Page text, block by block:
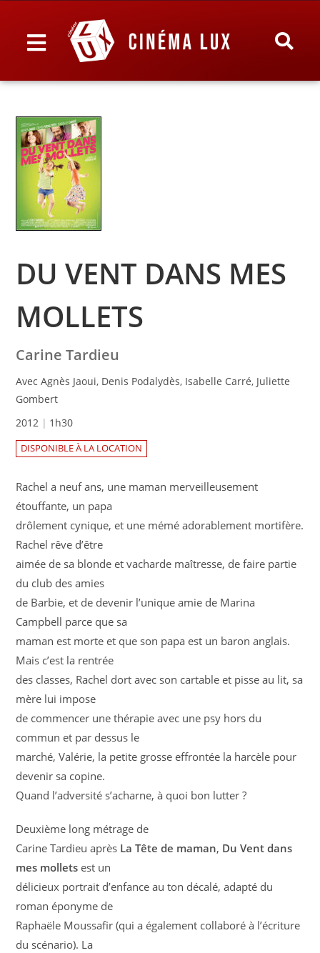
DU VENT DANS MES
MOLLETS
Carine Tardieu
Avec Agnès Jaoui, Denis Podalydès, Isabelle Carré, Juliette
Gombert
2012
1h30
DISPONIBLE À LA LOCATION
Rachel a neuf ans, une maman merveilleusement
étouffante, un papa
drôlement cynique, et une mémé adorablement mortifère.
Rachel rêve d’être
aimée de sa blonde et vacharde maîtresse, de faire partie
du club des amies
de Barbie, et de devenir l’unique amie de Marina
Campbell parce que sa
maman est morte et que son papa est un baron anglais.
Mais c’est la rentrée
des classes, Rachel dort avec son cartable et pisse au lit, sa
mère lui impose
de commencer une thérapie avec une psy hors du
commun et par dessus le
marché, Valérie, la petite grosse effrontée la harcèle pour
devenir sa copine.
Quand l’adversité s’acharne, à quoi bon lutter ?
Deuxième long métrage de
Carine Tardieu après La Tête de maman, Du Vent dans
mes mollets est un
délicieux portrait d’enfance au ton décalé, adapté du
roman éponyme de
Raphaële Moussafir (qui a également collaboré à l’écriture
du scénario). La